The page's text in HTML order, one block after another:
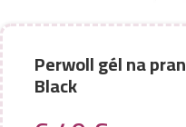
Perwoll gél na
Black